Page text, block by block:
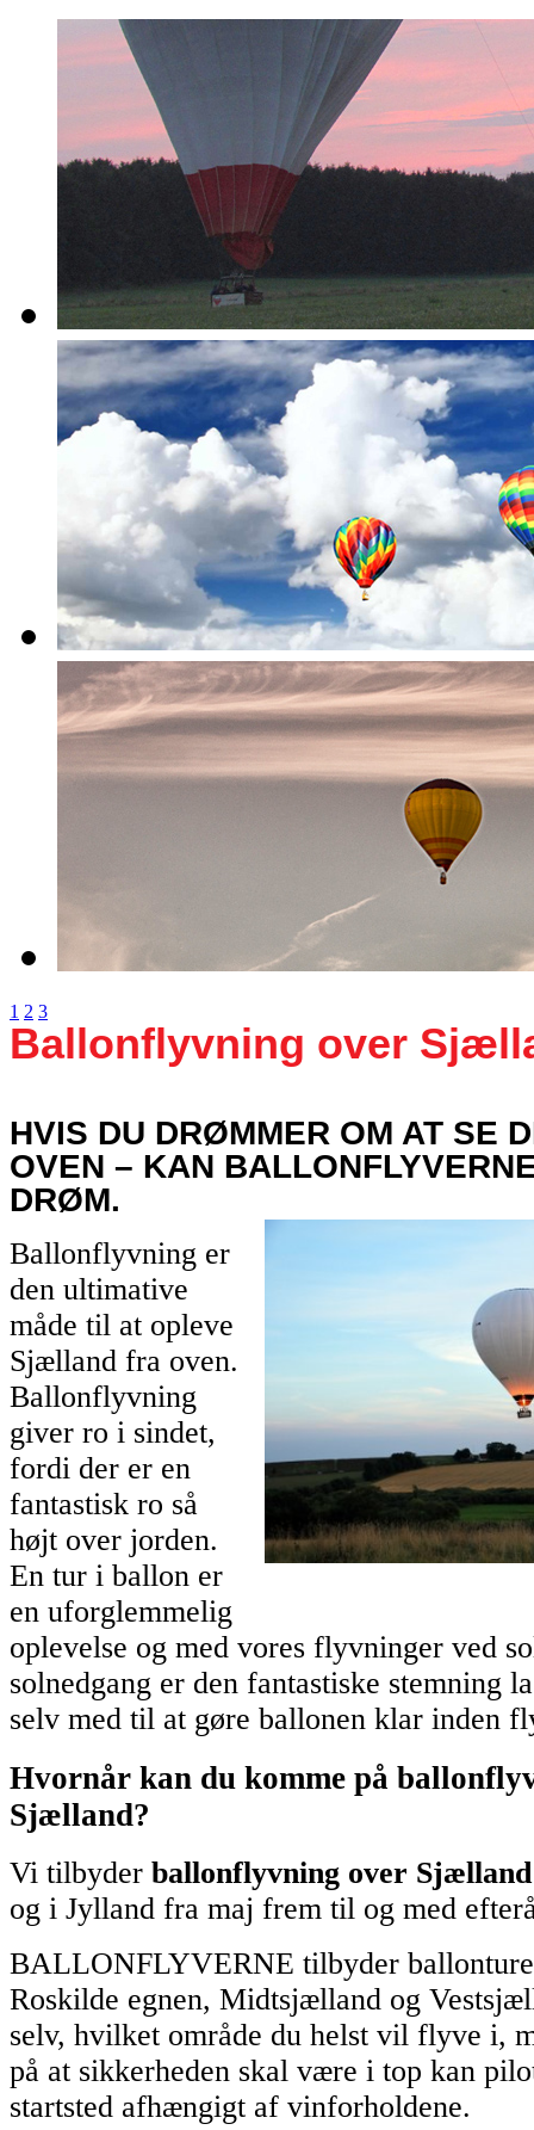
1 2 3
Ballonflyvning over
HVIS DU DRØMMER OM AT SE
OVEN – KAN
DRØM.
Ballonflyvning er
den ultimative
måde til at opleve
Sjælland fra oven.
Ballonflyvning
giver ro i sindet,
fordi der er en
fantastisk ro så
højt over jorden.
En tur i ballon er
en uforglemmelig
oplevelse og med vores flyvninger ved
solnedgang er den fantastiske stemning
selv med til at gøre ballonen klar inden
Hvornår kan du komme på
Sjælland?
Vi tilbyder ballonflyvning over Sjælland
og i Jylland fra maj frem til og med
BALLONFLYVERNE tilbyder
Roskilde egnen, Midtsjælland og
selv, hvilket område du helst vil flyve i,
på at sikkerheden skal være i top kan
startsted afhængigt af vinforholdene.